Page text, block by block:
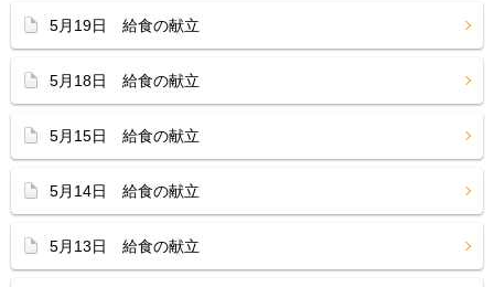
5月19日 給食の献立
5月18日 給食の献立
5月15日 給食の献立
5月14日 給食の献立
5月13日 給食の献立